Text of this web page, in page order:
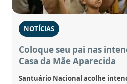
NOTÍCIAS
Coloque seu pai nas
Casa da Mãe Aparecida
Santuário Nacional acolhe